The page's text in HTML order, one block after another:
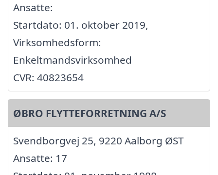
Ansatte:
Startdato: 01. oktober 2019,
Virksomhedsform:
Enkeltmandsvirksomhed
CVR: 40823654
ØBRO FLYTTEFORRETNING A/S
Svendborgvej 25, 9220 Aalborg ØST
Ansatte: 17